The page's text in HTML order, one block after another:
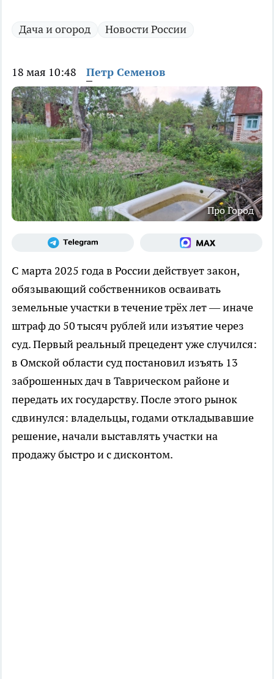
Дача и огород Новости России
18 мая 10:48 Петр Семенов
Про Город
С марта 2025 года в России действует закон,
обязывающий собственников осваивать
земельные участки в течение трёх лет — иначе
штраф до 50 тысяч рублей или изъятие через
суд. Первый реальный прецедент уже случился:
в Омской области суд постановил изъять 13
заброшенных дач в Таврическом районе и
передать их государству. После этого рынок
сдвинулся: владельцы, годами откладывавшие
решение, начали выставлять участки на
продажу быстро и с дисконтом.